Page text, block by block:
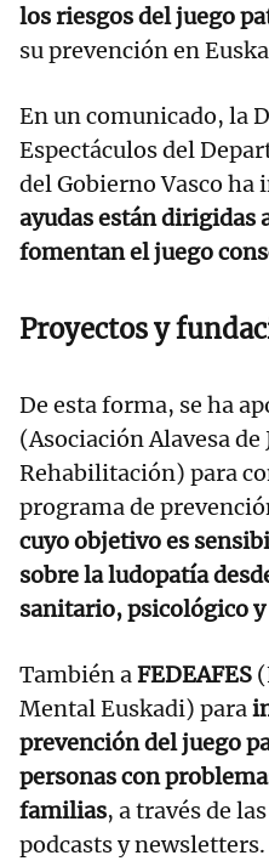
los riesgos del juego
su prevención en
En un comunicado, la
Espectáculos del
del Gobierno Vasco ha
ayudas están dirigidas
fomentan el juego
Proyectos y
De esta forma, se ha
(Asociación Alavesa de
Rehabilitación) para
programa de
cuyo objetivo es
sobre la ludopatía
sanitario, psicológico
También aFEDEAFES
Mental Euskadi) para
prevención del juego
personas con
familias, a través de
podcasts y newsletters.